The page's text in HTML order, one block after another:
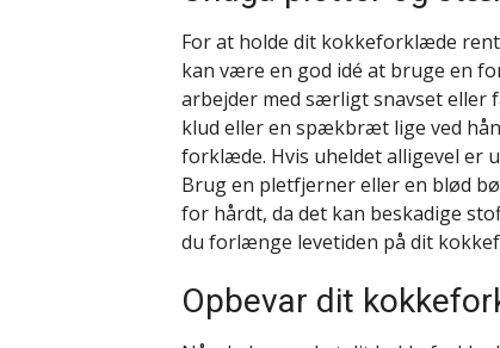
For at holde dit kokkeforklæde
kan være en god idé at bruge en
arbejder med særligt snavset eller
klud eller en spækbræt lige ved
forklæde. Hvis uheldet alligevel er
Brug en pletfjerner eller en blød
for hårdt, da det kan beskadige
du forlænge levetiden på dit
Opbevar dit